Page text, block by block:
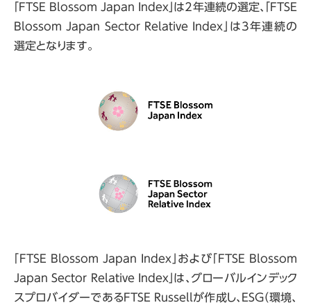
「FTSE Blossom Japan Index」は2年連続の選定、「FTSE
Blossom Japan Sector Relative Index」は3年連続の
選定となります。
「FTSE Blossom Japan Index」および「FTSE Blossom
Japan Sector Relative Index」は、グローバルインデック
スプロバイダーであるFTSE Russellが作成し、ESG（環境、